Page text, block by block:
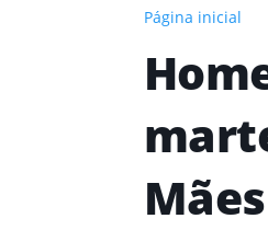
Página inicial
Mães